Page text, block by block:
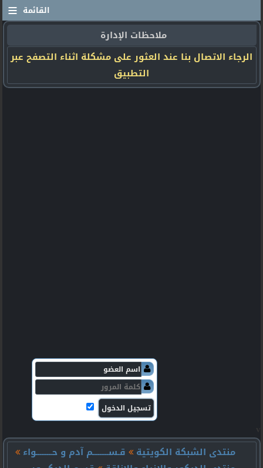
≡ القائمة
ملاحظات الإدارة
الرجاء الاتصال بنا عند العثور على مشكلة اثناء التصفح عبر
التطبيق
منتدى الشبكة الكويتية
قـســـــــــم آدم و حـــــــــواء